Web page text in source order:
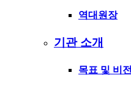
역대원장
기관 소개
목표 및 비전